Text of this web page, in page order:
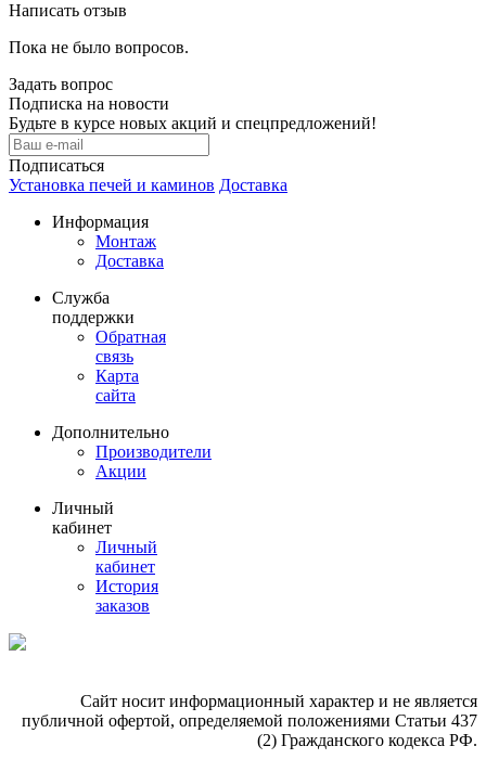
Написать отзыв
Пока не было вопросов.
Задать вопрос
Подписка на новости
Будьте в курсе новых акций и спецпредложений!
Подписаться
Установка печей и каминов Доставка
Информация
Монтаж
Доставка
Служба
поддержки
Обратная
связь
Карта
сайта
Дополнительно
Производители
Акции
Личный
кабинет
Личный
кабинет
История
заказов
Сайт носит информационный характер и не является
публичной офертой, определяемой положениями Статьи 437
(2) Гражданского кодекса РФ.